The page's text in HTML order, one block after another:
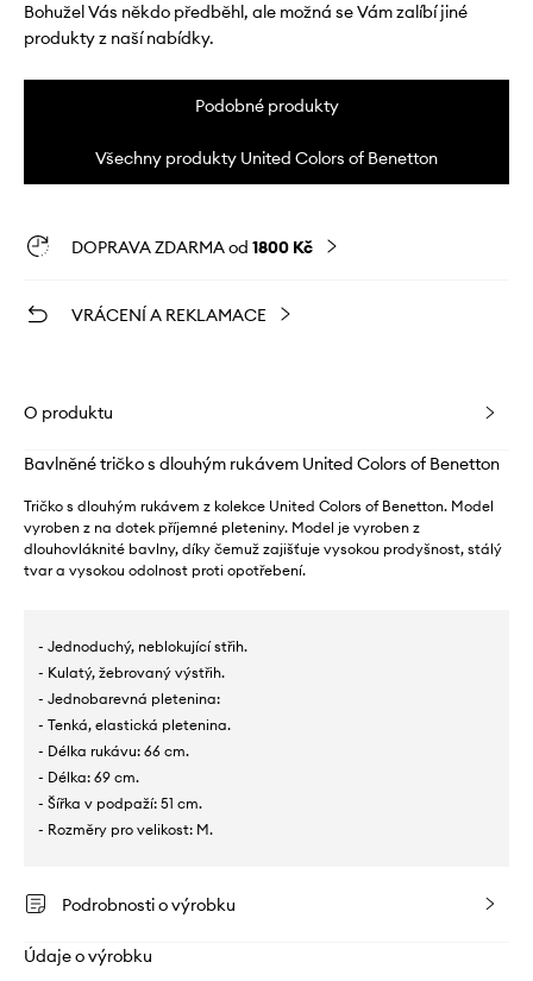
Bohužel Vás někdo předběhl, ale možná se Vám zalíbí jiné
produkty z naší nabídky.
Podobné produkty
Všechny produkty United Colors of Benetton
DOPRAVA ZDARMA od 1800 Kč
VRÁCENÍ A REKLAMACE
O produktu
Bavlněné tričko s dlouhým rukávem United Colors of Benetton
Tričko s dlouhým rukávem z kolekce United Colors of Benetton. Model
vyroben z na dotek příjemné pleteniny. Model je vyroben z
dlouhovláknité bavlny, díky čemuž zajišťuje vysokou prodyšnost, stálý
tvar a vysokou odolnost proti opotřebení.
- Jednoduchý, neblokující střih.
- Kulatý, žebrovaný výstřih.
- Jednobarevná pletenina:
- Tenká, elastická pletenina.
- Délka rukávu: 66 cm.
- Délka: 69 cm.
- Šířka v podpaží: 51 cm.
- Rozměry pro velikost: M.
Podrobnosti o výrobku
Údaje o výrobku